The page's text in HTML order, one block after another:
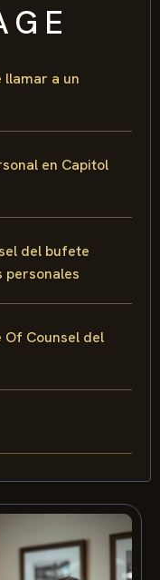
llamar a un
en Capitol
del bufete
personales
Of Counsel del